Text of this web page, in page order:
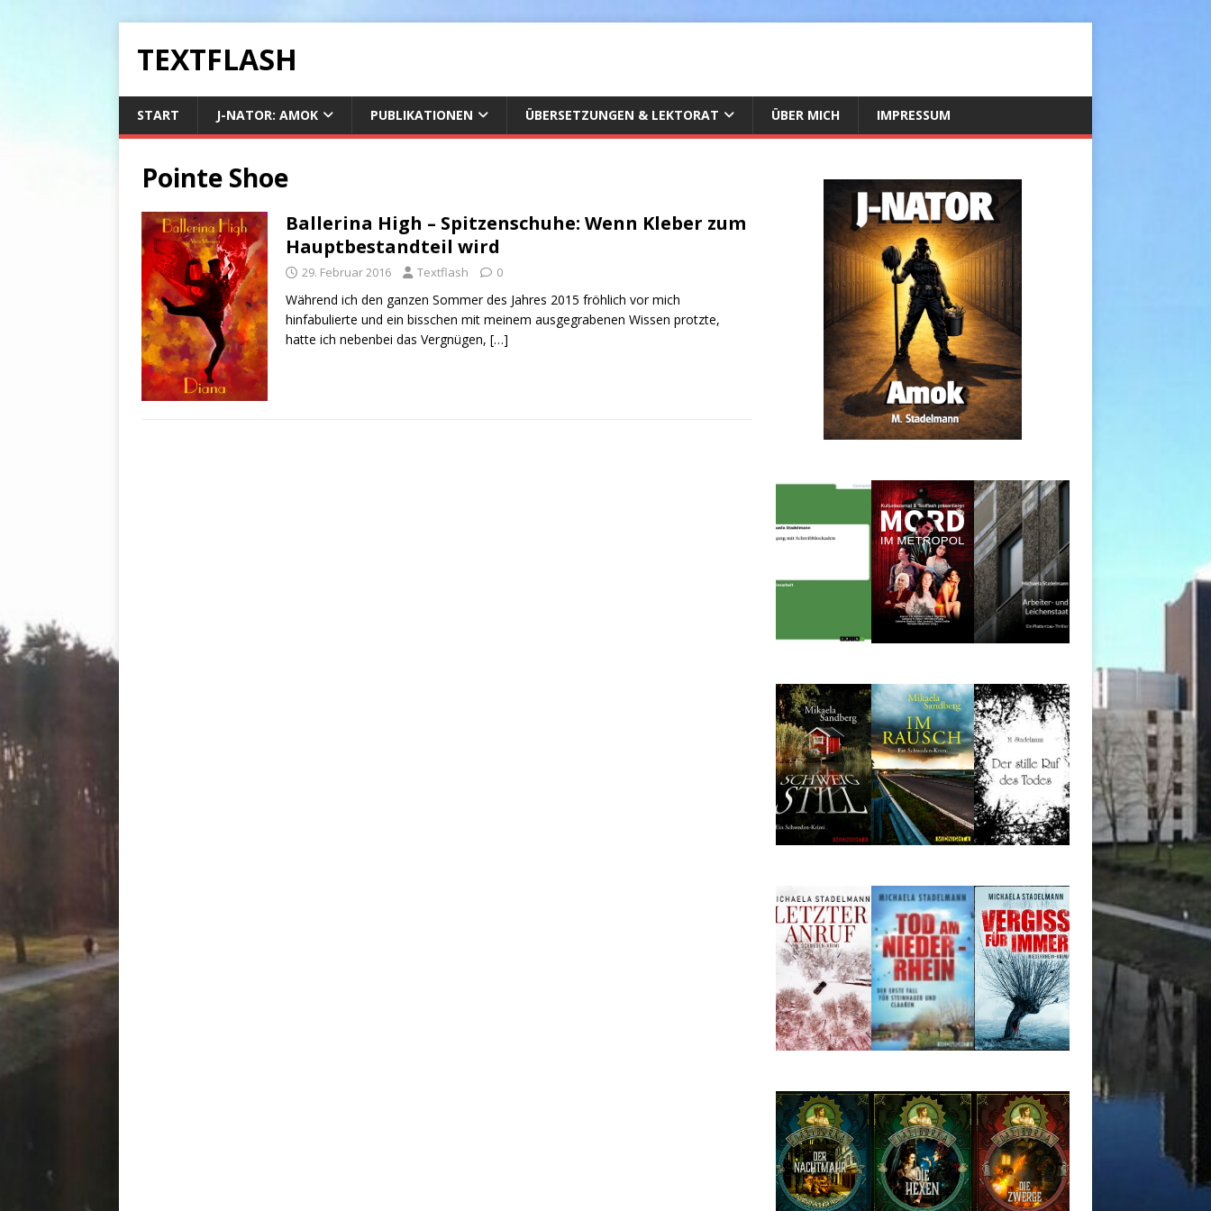
TEXTFLASH
START J-NATOR: AMOK PUBLIKATIONEN ÜBERSETZUNGEN & LEKTORAT ÜBER MICH IMPRESSUM
Pointe Shoe
Ballerina High – Spitzenschuhe: Wenn Kleber zum
Hauptbestandteil wird
29. Februar 2016 Textflash 0
Während ich den ganzen Sommer des Jahres 2015 fröhlich vor mich
hinfabulierte und ein bisschen mit meinem ausgegrabenen Wissen protzte,
hatte ich nebenbei das Vergnügen, […]